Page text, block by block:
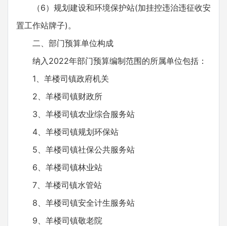
（6）规划建设和环境保护站(加挂控违治违征收安
置工作站牌子)。
二、部门预算单位构成
纳入2022年部门预算编制范围的所属单位包括：
1、羊楼司镇政府机关
2、羊楼司镇财政所
3、羊楼司镇农业综合服务站
4、羊楼司镇规划环保站
5、羊楼司镇社保公共服务站
6、羊楼司镇林业站
7、羊楼司镇水管站
8、羊楼司镇安全计生服务站
9、羊楼司镇敬老院